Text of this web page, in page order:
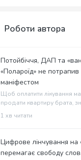
Роботи автора
Потойбіччя, ДАП та
«Полароїд» не
маніфестом
Щоб оплатити лікування
продати квартиру брата,
1 хв читати
Цифрове лінчування на
перемагає свободу